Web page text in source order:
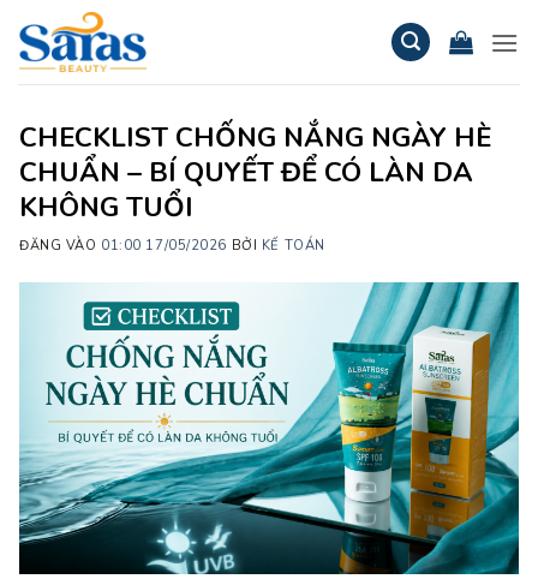
qua
nội
CHECKLIST CHỐNG NẮNG NGÀY HÈ
CHUẨN – BÍ QUYẾT ĐỂ CÓ LÀN DA
KHÔNG TUỔI
ĐĂNG VÀO 01:00 17/05/2026 BỞI KẾ TOÁN